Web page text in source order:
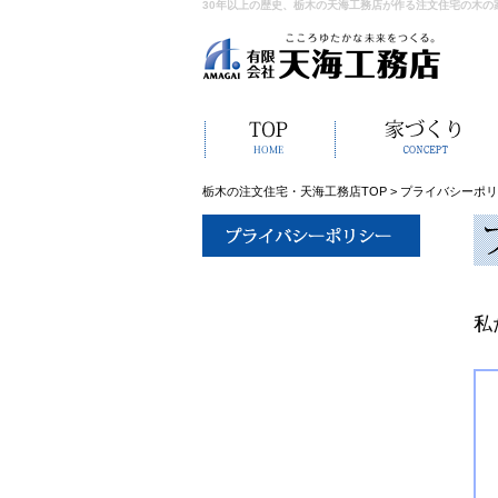
30年以上の歴史、栃木の天海工務店が作る注文住宅の木の
栃木の注文住宅・天海工務店TOP > プライバシーポ
私